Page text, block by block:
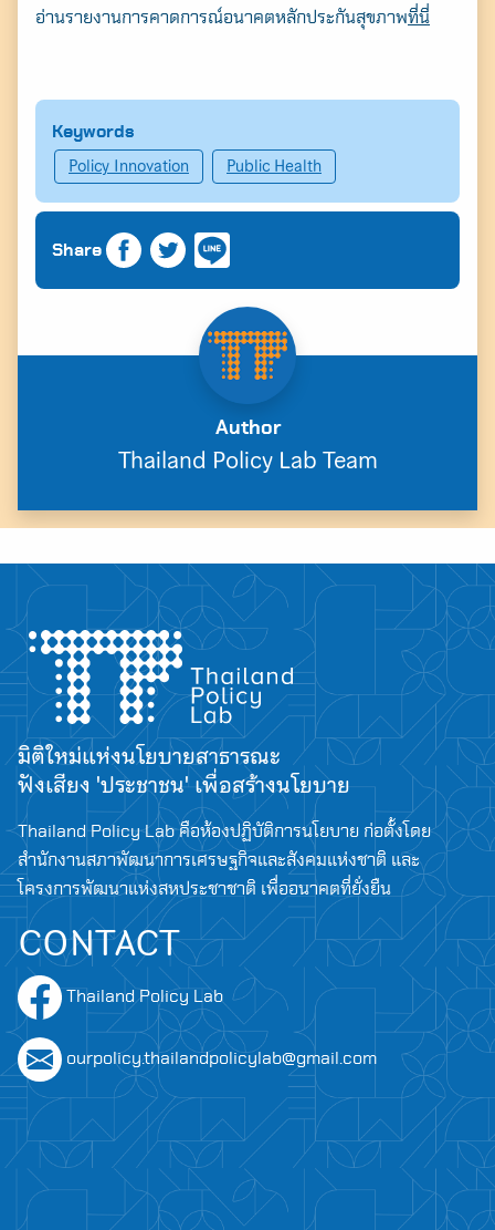
อ่านรายงานการคาดการณ์อนาคตหลักประกันสุขภาพที่นี่
Keywords
Policy Innovation Public Health
Share
Author
Thailand Policy Lab Team
มิติใหม่แห่งนโยบายสาธารณะ
ฟังเสียง 'ประชาชน' เพื่อสร้างนโยบาย
Thailand Policy Lab คือห้องปฏิบัติการนโยบาย ก่อตั้งโดย
สำนักงานสภาพัฒนาการเศรษฐกิจและสังคมแห่งชาติ และ
โครงการพัฒนาแห่งสหประชาชาติ เพื่ออนาคตที่ยั่งยืน
CONTACT
Thailand Policy Lab
ourpolicy.thailandpolicylab@gmail.com